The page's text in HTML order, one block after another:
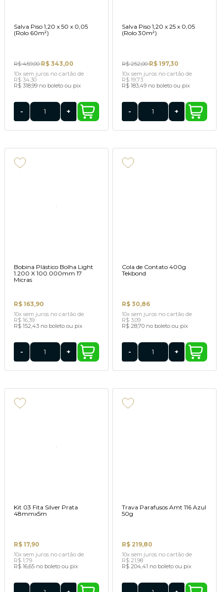
Salva Piso 1,20 x 50 x 0,05
(Rolo 60m²)
R$ 459,00R$ 343,00
10x sem juros no cartãode
R$ 34,30
R$ 318,99 no boleto ou pix
- +
Salva Piso 1,20 x 25 x 0,05
(Rolo 30m²)
R$ 252,00R$ 197,30
10x sem juros no cartão de
R$ 19,73
R$ 183,49 no boleto ou pix
- +
Bobina Plástico Bolha Light
1.200 X 100.000mm 17
Micras
R$ 163,90
10x sem juros no cartãode
R$ 16,39
R$ 152,43 no boleto ou pix
- +
Cola de Contato 400g
Tekbond
R$ 30,86
10x sem juros no cartão de
R$ 3,09
R$ 28,70 no boleto ou pix
- +
Kit 03 Fita Silver Prata
48mmx5m
R$ 17,90
10x sem juros no cartãode
R$ 1,79
R$ 16,65 no boleto ou pix
Trava Parafusos Amt 116 Azul
50g
R$ 219,80
10x sem juros no cartão de
R$ 21,98
R$ 204,41 no boleto ou pix